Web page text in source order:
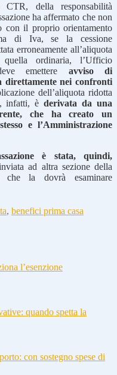
della responsabilità
ha affermato che non
con il proprio orientamento
di Iva, se la cessione
erroneamente all’aliquota
ordinaria, l’Ufficio
emettere avviso di
direttamente nei confronti
dell’aliquota ridotta
infatti, èderivata da una
che ha creato un
e l’Amministrazione
è stata, quindi,
ad altra sezione della
che la dovrà esaminare
, benefici prima casa
l’esenzione
quando spetta la
con sostegno spese di